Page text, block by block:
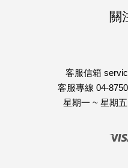
關
客服信箱
客服專線 04-
星期一 ~ 星期